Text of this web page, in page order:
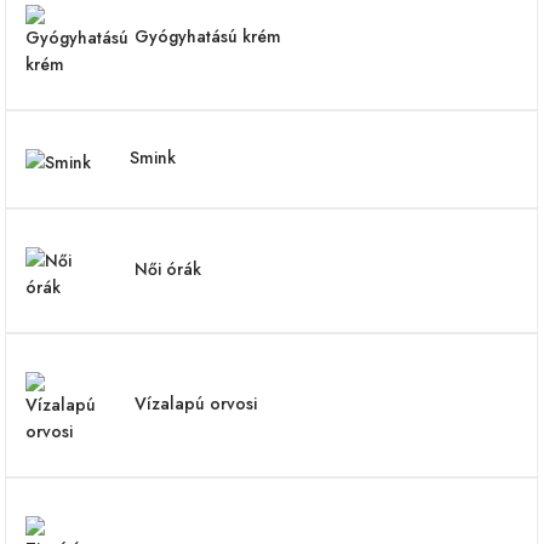
Gyógyhatású krém
Smink
Női órák
Vízalapú orvosi